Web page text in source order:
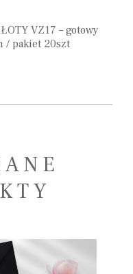
VZ17 – gotowy
/ pakiet 20szt